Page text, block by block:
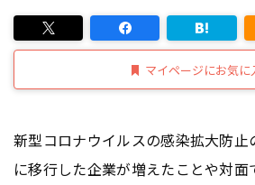
マイページにお気に
新型コロナウイルスの感染拡大防止
に移行した企業が増えたことや対